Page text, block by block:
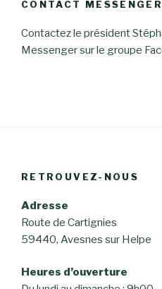
CONTACT MESSENGER
Contactez le président
Messenger sur le groupe
RETROUVEZ-NOUS
Adresse
Route de Cartignies
59440, Avesnes sur Helpe
Heures d’ouverture